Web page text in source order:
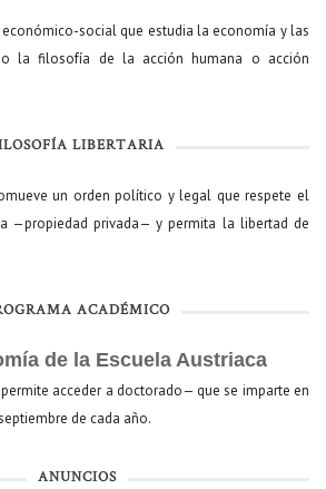
social que estudia la economía y las
la filosofía de la acción humana o acción
LIBERTARIA
un orden político y legal que respete el
—propiedad privada— y permita la libertad de
ACADÉMICO
de la Escuela Austriaca
acceder a doctorado— que se imparte en
de cada año.
ANUNCIOS